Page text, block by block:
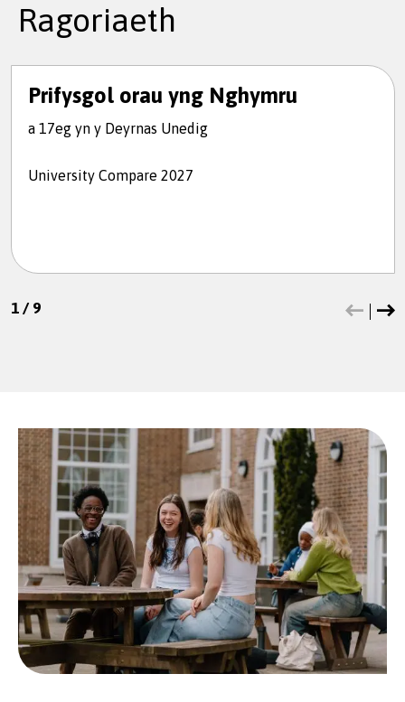
Ragoriaeth
Prifysgol orau yng Nghymru
a 17eg yn y Deyrnas Unedig
University Compare 2027
1/ 9